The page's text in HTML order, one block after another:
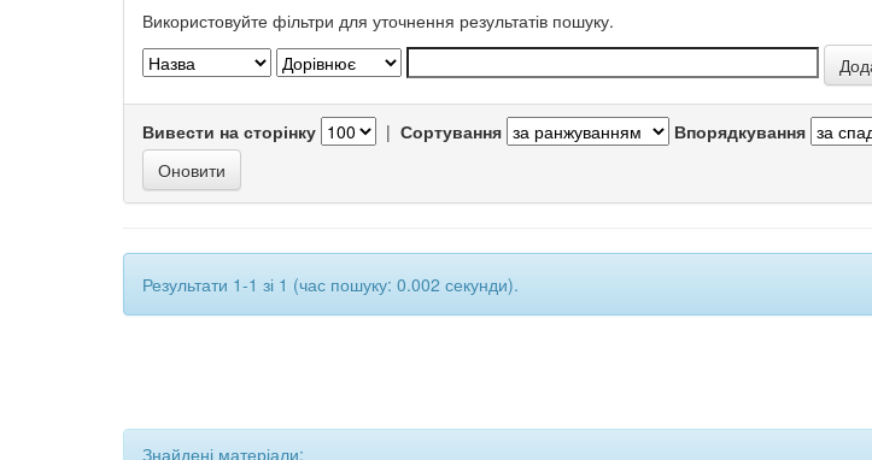
Використовуйте фільтри для уточнення результатів пошуку.
Вивести на сторінку | Сортування Впорядкування
Результати 1-1 зі 1 (час пошуку: 0.002 секунди).
Знайдені матеріали: